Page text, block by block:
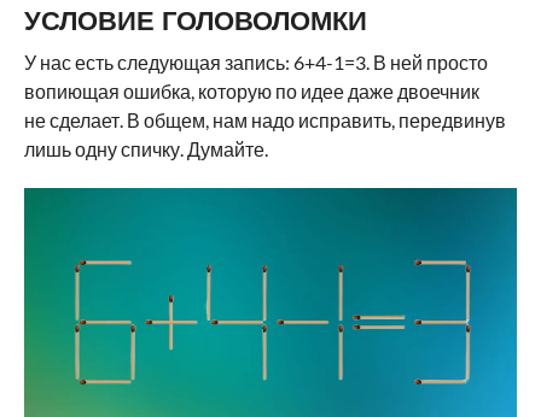
УСЛОВИЕ ГОЛОВОЛОМКИ
У нас есть следующая запись: 6+4-1=3. В ней просто
вопиющая ошибка, которую по идее даже двоечник
не сделает. В общем, нам надо исправить, передвинув
лишь одну спичку. Думайте.